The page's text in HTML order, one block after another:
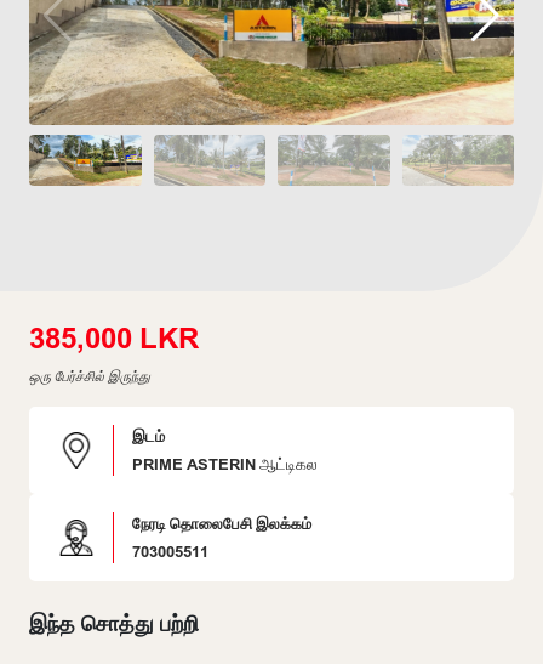
385,000 LKR
ஒரு பேர்ச்சில் இருந்து
இடம்
PRIME ASTERIN ஆட்டிகல
நேரடி தொலைபேசி இலக்கம்
703005511
இந்த சொத்து பற்றி